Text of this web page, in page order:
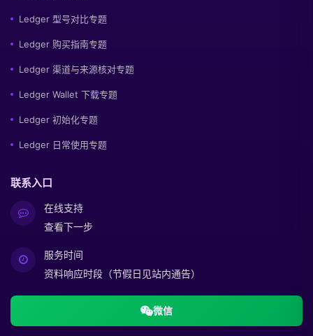
Ledger 型号对比专题
Ledger 购买指南专题
Ledger 渠道与来源核对专题
Ledger Wallet 下载专题
Ledger 初始化专题
Ledger 日常使用专题
联系入口
在线支持
查看下一步
服务时间
资料响应时段（节假日见站内通告）
微信